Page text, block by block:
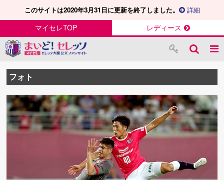
このサイトは2020年3月31日に更新を終了しました。 詳細
マイセレTOP レディース
フォト